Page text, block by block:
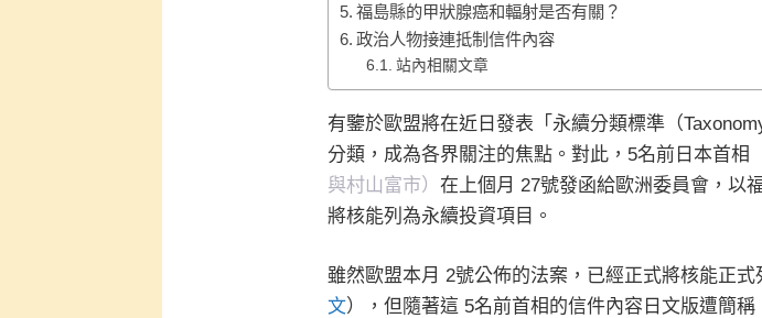
福島縣的甲狀腺癌和輻射是否有關？
政治人物接連抵制信件內容
站內相關文章
有鑒於歐盟將在近日發表「永續分類標準（
分類，成為各界關注的焦點。對此，5名前日本首相
與村山富市） 在上個月 27號發函給歐洲委員會，以
將核能列為永續投資項目。
雖然歐盟本月 2號公佈的法案，已經正式將核能正
文），但隨著這 5名前首相的信件內容日文版遭簡稱